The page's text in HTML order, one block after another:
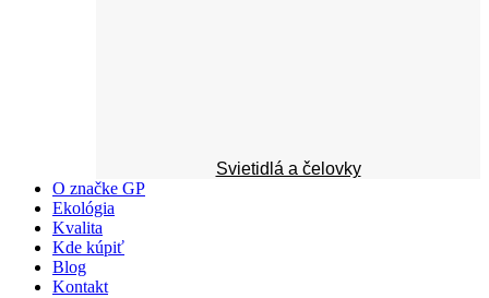
Svietidlá a čelovky
O značke GP
Ekológia
Kvalita
Kde kúpiť
Blog
Kontakt